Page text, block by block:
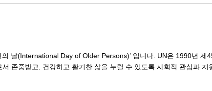
의 날(International Day of Older Persons)’ 입니다. UN은 1990년 제
존중받고, 건강하고 활기찬 삶을 누릴 수 있도록 사회적 관심과 지